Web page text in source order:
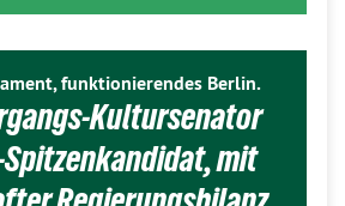
funktionierendes Berlin.
Kultursenator
mit